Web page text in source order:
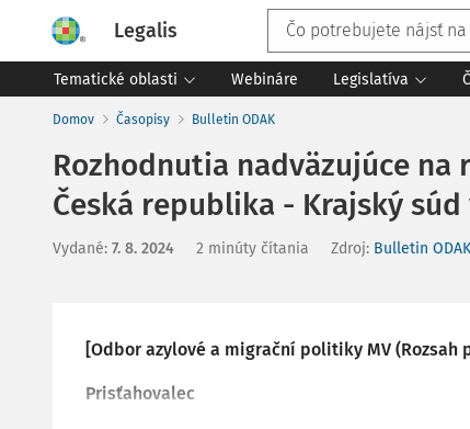
Legalis
Tematické oblasti Webináre Legislatíva
Domov Časopisy Bulletin ODAK
Rozhodnutia nadväzujúce na
Česká republika - Krajský súd
Vydané: 7. 8. 2024 2 minúty čítania Zdroj: Bulletin ODAK
[Odbor azylové a migrační politiky MV (Rozsah
Prisťahovalec